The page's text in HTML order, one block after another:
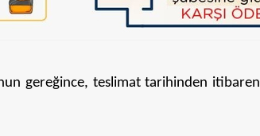
gereğince, teslimat tarihinden